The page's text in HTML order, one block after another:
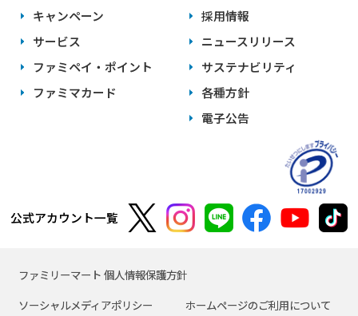
キャンペーン
サービス
ファミペイ・ポイント
ファミマカード
採用情報
ニュースリリース
サステナビリティ
各種方針
電子公告
公式アカウント一覧
ファミリーマート 個人情報保護方針
ソーシャルメディアポリシー
ホームページのご利用について